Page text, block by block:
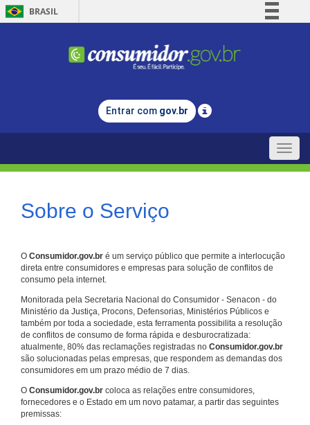
BRASIL
Comunica BR
Legislação
Entrar com gov.br
Toggle
Sobre o Serviço
O Consumidor.gov.br é um serviço público que permite a interlocução
direta entre consumidores e empresas para solução de conflitos de
consumo pela internet.
Monitorada pela Secretaria Nacional do Consumidor - Senacon - do
Ministério da Justiça, Procons, Defensorias, Ministérios Públicos e
também por toda a sociedade, esta ferramenta possibilita a resolução
de conflitos de consumo de forma rápida e desburocratizada:
atualmente, 80% das reclamações registradas no Consumidor.gov.br
são solucionadas pelas empresas, que respondem as demandas dos
consumidores em um prazo médio de 7 dias.
O Consumidor.gov.br coloca as relações entre consumidores,
fornecedores e o Estado em um novo patamar, a partir das seguintes
premissas: